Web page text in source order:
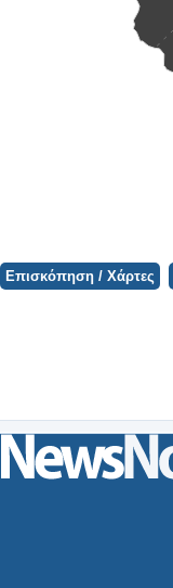
Φορτώνει ο Χάρτης...
Επισκόπηση / Χάρτες